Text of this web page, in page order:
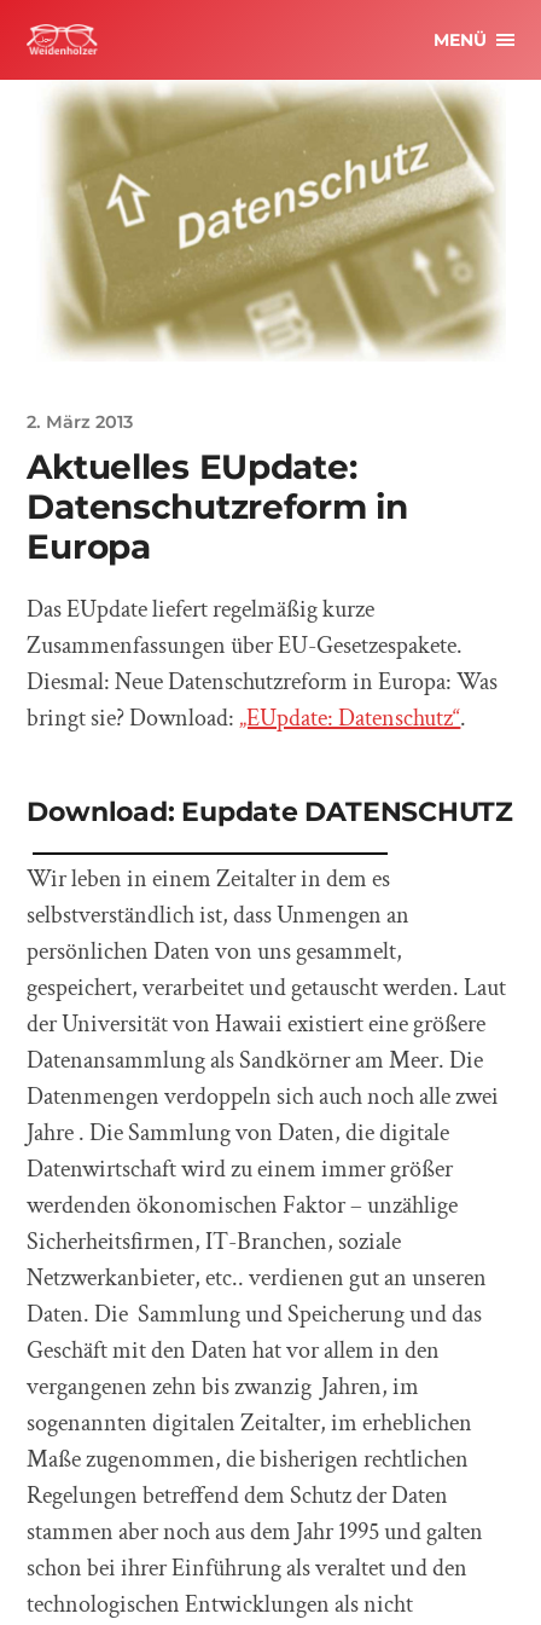
MENÜ
2. März 2013
Aktuelles EUpdate:
Datenschutzreform in
Europa
Das EUpdate liefert regelmäßig kurze
Zusammenfassungen über EU-Gesetzespakete.
Diesmal: Neue Datenschutzreform in Europa: Was
bringt sie? Download: „EUpdate: Datenschutz“.
Download: Eupdate DATENSCHUTZ
Wir leben in einem Zeitalter in dem es
selbstverständlich ist, dass Unmengen an
persönlichen Daten von uns gesammelt,
gespeichert, verarbeitet und getauscht werden. Laut
der Universität von Hawaii existiert eine größere
Datenansammlung als Sandkörner am Meer. Die
Datenmengen verdoppeln sich auch noch alle zwei
Jahre . Die Sammlung von Daten, die digitale
Datenwirtschaft wird zu einem immer größer
werdenden ökonomischen Faktor – unzählige
Sicherheitsfirmen, IT-Branchen, soziale
Netzwerkanbieter, etc.. verdienen gut an unseren
Daten. Die Sammlung und Speicherung und das
Geschäft mit den Daten hat vor allem in den
vergangenen zehn bis zwanzig Jahren, im
sogenannten digitalen Zeitalter, im erheblichen
Maße zugenommen, die bisherigen rechtlichen
Regelungen betreffend dem Schutz der Daten
stammen aber noch aus dem Jahr 1995 und galten
schon bei ihrer Einführung als veraltet und den
technologischen Entwicklungen als nicht